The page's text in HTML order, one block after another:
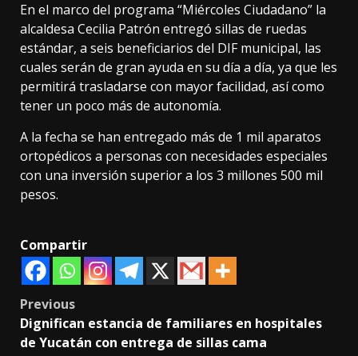
En el marco del programa “Miércoles Ciudadano” la
alcaldesa Cecilia Patrón entregó sillas de ruedas
estándar, a seis beneficiarios del DIF municipal, las
cuales serán de gran ayuda en su día a día, ya que les
permitirá trasladarse con mayor facilidad, así como
tener un poco más de autonomía.
A la fecha se han entregado más de 1 mil aparatos
ortopédicos a personas con necesidades especiales
con una inversión superior a los 3 millones 500 mil
pesos.
Compartir
Post
navigation
Previous
Dignifican estancia de familiares en hospitales
de Yucatán con entrega de sillas cama